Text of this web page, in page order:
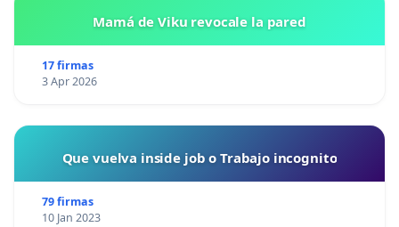
Mamá de Viku revocale la pared
17 firmas
3 Apr 2026
Que vuelva inside job o Trabajo incognito
79 firmas
10 Jan 2023